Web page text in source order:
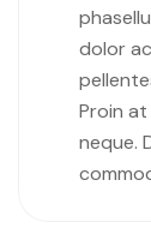
dolor
Proin
neque.